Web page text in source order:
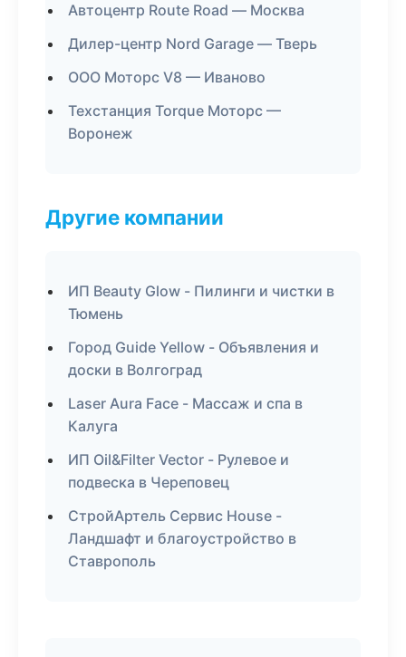
Автоцентр Route Road — Москва
Дилер-центр Nord Garage — Тверь
ООО Моторс V8 — Иваново
Техстанция Torque Моторс —
Воронеж
Другие компании
ИП Beauty Glow - Пилинги и чистки в
Тюмень
Город Guide Yellow - Объявления и
доски в Волгоград
Laser Aura Face - Массаж и спа в
Калуга
ИП Oil&Filter Vector - Рулевое и
подвеска в Череповец
СтройАртель Сервис House -
Ландшафт и благоустройство в
Ставрополь